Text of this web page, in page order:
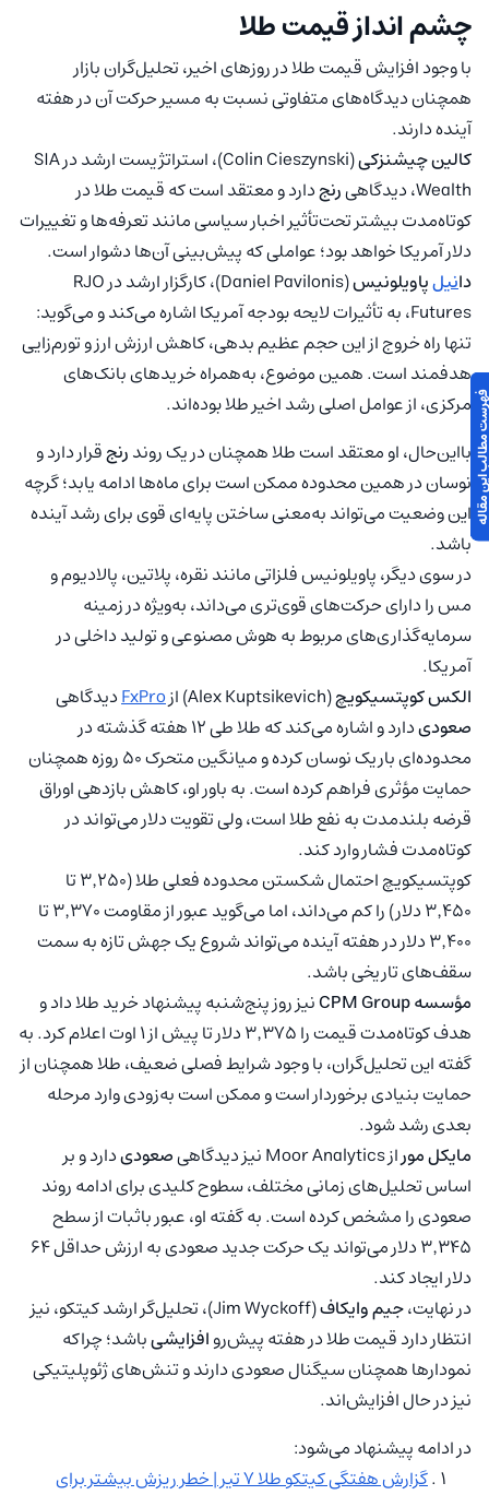
چشم انداز قیمت طلا
با وجود افزایش قیمت طلا در روزهای اخیر، تحلیل‌گران بازار
همچنان دیدگاه‌های متفاوتی نسبت به مسیر حرکت آن در هفته
آینده دارند.
کالین چیشنزکی
(Colin Cieszynski)، استراتژیست ارشد در SIA
Wealth، دیدگاهی
رنجدارد و معتقد است که قیمت طلا در
کوتاه‌مدت بیشتر تحت‌تأثیر اخبار سیاسی مانند تعرفه‌ها و تغییرات
دلار آمریکا خواهد بود؛ عواملی که پیش‌بینی آن‌ها دشوار است.
دانیلپاویلونیس
(Daniel Pavilonis)، کارگزار ارشد در RJO
Futures، به تأثیرات لایحه بودجه آمریکا اشاره می‌کند و می‌گوید:
تنها راه خروج از این حجم عظیم بدهی، کاهش ارزش ارز و تورم‌زایی
هدفمند است. همین موضوع، به‌همراه خریدهای بانک‌های
مرکزی، از عوامل اصلی رشد اخیر طلا بوده‌اند.
بااین‌حال، او معتقد است طلا همچنان در یک روندرنجقرار دارد و
نوسان در همین محدوده ممکن است برای ماه‌ها ادامه یابد؛ گرچه
این وضعیت می‌تواند به‌معنی ساختن پایه‌ای قوی برای رشد آینده
باشد.
در سوی دیگر، پاویلونیس فلزاتی مانند نقره، پلاتین، پالادیوم و
مس را دارای حرکت‌های قوی‌تری می‌داند، به‌ویژه در زمینه
سرمایه‌گذاری‌های مربوط به هوش مصنوعی و تولید داخلی در
آمریکا.
الکس کوپتسیکویچ(Alex Kuptsikevich) از FxProدیدگاهی
صعودی
دارد و اشاره می‌کند که طلا طی ۱۲ هفته گذشته در
محدوده‌ای باریک نوسان کرده و میانگین متحرک ۵۰ روزه همچنان
حمایت مؤثری فراهم کرده است. به باور او، کاهش بازدهی اوراق
قرضه بلندمدت به نفع طلا است، ولی تقویت دلار می‌تواند در
کوتاه‌مدت فشار وارد کند.
کوپتسیکویچ احتمال شکستن محدوده فعلی طلا (۳٬۲۵۰ تا
۳٬۴۵۰ دلار) را کم می‌داند، اما می‌گوید عبور از مقاومت ۳٬۳۷۰ تا
۳٬۴۰۰ دلار در هفته آینده می‌تواند شروع یک جهش تازه به سمت
سقف‌های تاریخی باشد.
مؤسسه CPM Group
نیز روز پنج‌شنبه پیشنهاد خرید طلا داد و
هدف کوتاه‌مدت قیمت را ۳٬۳۷۵ دلار تا پیش از ۱ اوت اعلام کرد. به
گفته این تحلیل‌گران، با وجود شرایط فصلی ضعیف، طلا همچنان از
حمایت بنیادی برخوردار است و ممکن است به‌زودی وارد مرحله
بعدی رشد شود.
مایکل موراز Moor Analytics نیز دیدگاهی صعودیدارد و بر
اساس تحلیل‌های زمانی مختلف، سطوح کلیدی برای ادامه روند
صعودی را مشخص کرده است. به گفته او، عبور باثبات از سطح
۳٬۳۴۵ دلار می‌تواند یک حرکت جدید صعودی به ارزش حداقل ۶۴
دلار ایجاد کند.
در نهایت،جیم وایکاف
(Jim Wyckoff)، تحلیل‌گر ارشد کیتکو، نیز
انتظار دارد قیمت طلا در هفته پیش‌روافزایشیباشد؛ چراکه
نمودارها همچنان سیگنال صعودی دارند و تنش‌های ژئوپلیتیکی
نیز در حال افزایش‌اند.
در ادامه پیشنهاد می‌شود:
گزارش هفتگی کیتکو طلا ۷ تیر | خطر ریزش بیشتر برای
مقاله